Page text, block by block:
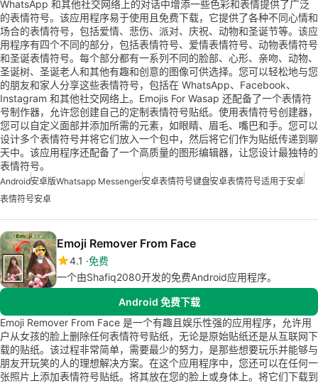
WhatsApp 和其他社交网络上的对话中增添一些色彩和表情提供了广泛
的表情符号。该应用程序易于使用且免费下载，它提供了各种不同心情和
场合的表情符号，包括爱情、悲伤、派对、庆祝、动物和圣诞节等。该应
用程序有四个不同的部分，包括表情符号、爱情表情符号、动物表情符号
和圣诞表情符号。每个部分都有一系列不同的脸部、心形、亲吻、动物、
圣诞树、圣诞老人和其他有趣和创意的图像可供选择。您可以轻松地与您
的朋友和家人分享这些表情符号，包括在 WhatsApp、Facebook、
Instagram 和其他社交网络上。Emojis For Wasap 还配备了一个表情符
号制作器，允许您创建自己的定制表情符号贴纸。使用表情符号创建器，
您可以自定义面部并添加所需的元素，如眼睛、眉毛、嘴巴和手。您可以
设计多个表情符号并将它们放入一个包中，然后将它们作为贴纸传递到聊
天中。该应用程序还配备了一个高质量的图形编辑器，让您设计最独特的
表情符号。
Android安卓版Whatsapp Messenger安卓表情符号键盘安卓表情符号适用于安卓
表情符号安卓
Emoji Remover From Face
4.1 免费
一个由Shafiq2080开发的免费Android应用程序。
Android 免费下载
Emoji Remover From Face 是一个有趣且娱乐性强的应用程序，允许用
户从女孩的脸上删除任何表情符号贴纸，无论是原始贴纸还是从互联网下
载的贴纸。该过程非常简单，需要最少的努力，是那些想要玩乐并能够与
朋友开玩笑的人的理想解决方案。在这个应用程序中，您还可以在任何一
张照片上添加表情符号贴纸。将其放在您的脸上或身体上。将它们下载到